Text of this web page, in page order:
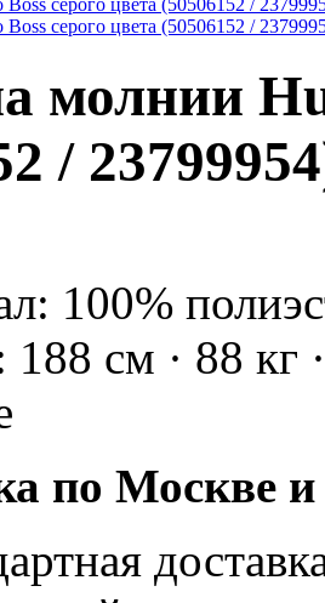
молнии
/
100%
см · 88 кг
по Москве